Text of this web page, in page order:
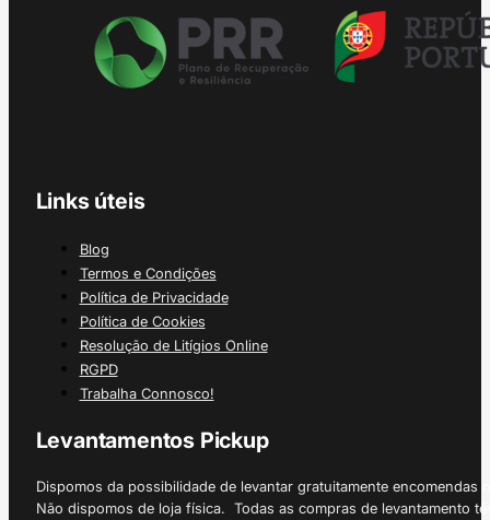
Links úteis
Blog
Termos e Condições
Política de Privacidade
Política de Cookies
Resolução de Litígios Online
RGPD
Trabalha Connosco!
Levantamentos Pickup
Dispomos da possibilidade de levantar gratuitamente
Não dispomos de loja física. Todas as compras de levantamento